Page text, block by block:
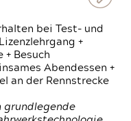
bei Test- und
+
+ Besuch
Abendessen +
an der Rennstrecke
grundlegende